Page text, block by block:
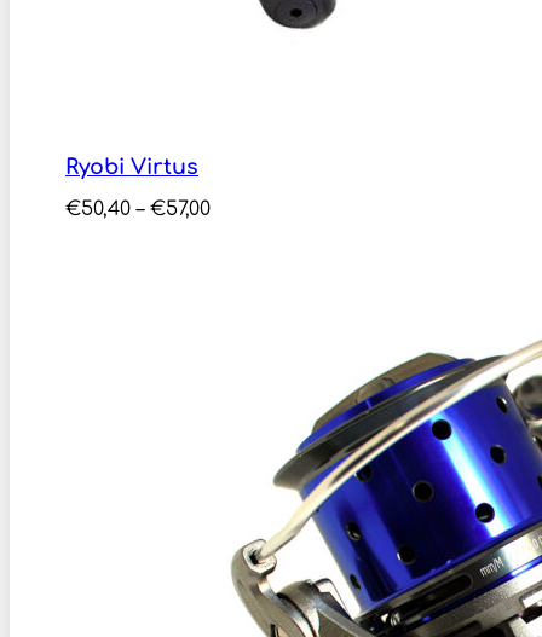
Ryobi Virtus
€50,40 – €57,00Price